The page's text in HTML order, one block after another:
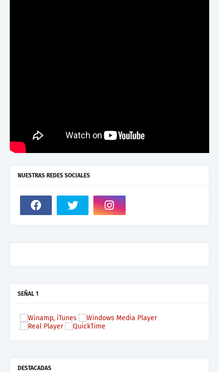
NUESTRAS REDES SOCIALES
SEÑAL 1
DESTACADAS